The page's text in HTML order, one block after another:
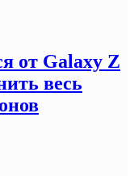
от Galaxy Z
весь